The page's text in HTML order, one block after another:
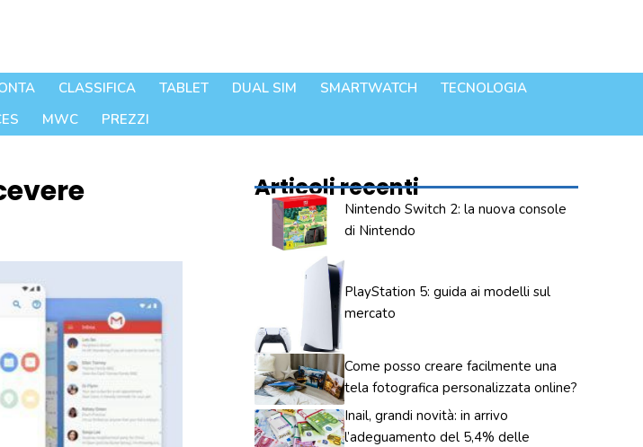
CLASSIFICA TABLET DUAL SIM SMARTWATCH
TECNOLOGIA
MWC PREZZI
Articoli recenti
Nintendo Switch 2: la nuova console
di Nintendo
PlayStation 5: guida ai modelli sul
mercato
Come posso creare facilmente una
tela fotografica personalizzata online?
Inail, grandi novità: in arrivo
l’adeguamento del 5,4% delle